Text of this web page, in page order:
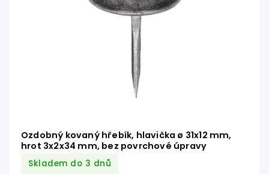
Ozdobný kovaný hřebík, hlavička ø 31x12 mm,
hrot 3x2x34 mm, bez povrchové úpravy
Skladem do 3 dnů